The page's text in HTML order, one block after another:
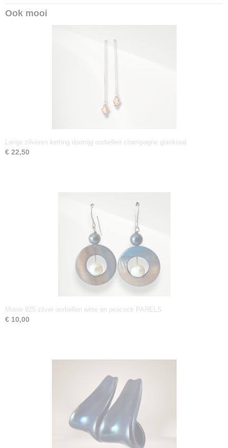
Ook mooi
Lange zilveren ketting doorrijg oorbellen champagne glaskraal
€ 22,50
Mooie 925 zilver oorbellen witte en peacock PARELS
€ 10,00